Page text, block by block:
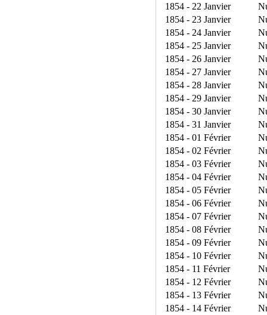
1854 - 22 Janvier
1854 - 23 Janvier
1854 - 24 Janvier
1854 - 25 Janvier
1854 - 26 Janvier
1854 - 27 Janvier
1854 - 28 Janvier
1854 - 29 Janvier
1854 - 30 Janvier
1854 - 31 Janvier
1854 - 01 Février
1854 - 02 Février
1854 - 03 Février
1854 - 04 Février
1854 - 05 Février
1854 - 06 Février
1854 - 07 Février
1854 - 08 Février
1854 - 09 Février
1854 - 10 Février
1854 - 11 Février
1854 - 12 Février
1854 - 13 Février
1854 - 14 Février